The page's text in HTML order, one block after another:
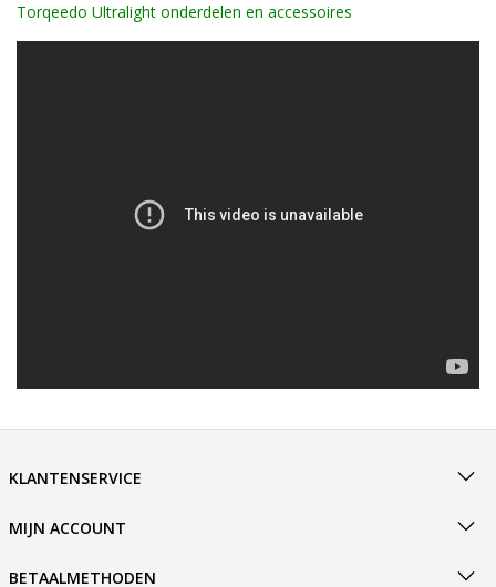
Torqeedo Ultralight onderdelen en accessoires
KLANTENSERVICE
MIJN ACCOUNT
BETAALMETHODEN